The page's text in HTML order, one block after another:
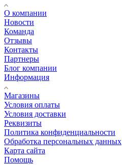
О компании
Новости
Команда
Отзывы
Контакты
Партнеры
Блог компании
Информация
Магазины
Условия оплаты
Условия доставки
Реквизиты
Политика конфиденциальности
Обработка персональных данных
Карта сайта
Помощь